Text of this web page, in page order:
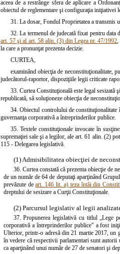
aceea de a restrânge sfera de aplicare a
obiectul de reglementare şi configuraţia iniţiativei
31. La dosar, Fondul Proprietatea a transmis
32. La termenul de judecată fixat pentru data
art. 57 şi al art. 58 alin. (3) din Legea nr. 47/1992,
la care a pronunţat prezenta decizie.
CURTEA,
examinând obiecţia de neconstituţionalitate,
judecătorul-raportor, dispoziţiile legii criticate
33. Curtea Constituţională este legal
republicată, să soluţioneze obiecţia de
34. Obiectul controlului de
guvernanţa corporativă a întreprinderilor publice.
35. Textele constituţionale invocate în
supremaţiei sale şi a legilor, ale art. 61 alin. (2)
115 - Delegarea legislativă.
(1) Admisibilitatea obiecţiei de
36. Curtea constată că prezenta obiecţie de
de un număr de 64 de deputaţi aparţinând
prevăzute deart. 146 lit. a) teza întâi din
dreptului de sesizare a Curţii Constituţionale.
(2) Parcursul legislativ al legii
37. Propunerea legislativă cu titlul „Lege
corporativă a întreprinderilor publice" a fost
Ulterior, printr-o adresă din 21 martie 2017, un
în vedere că respectivii parlamentari sunt
ca aparţinând unui număr de 27 de senatori şi